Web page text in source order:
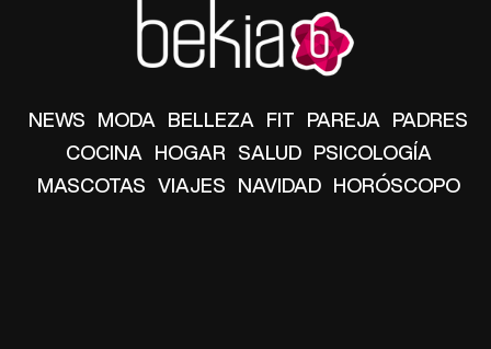
NEWS MODA BELLEZA FIT PAREJA PADRES
COCINA HOGAR SALUD PSICOLOGÍA
MASCOTAS VIAJES NAVIDAD HORÓSCOPO